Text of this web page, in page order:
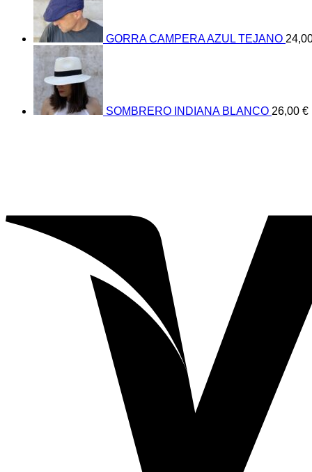
GORRA CAMPERA AZUL TEJANO
SOMBRERO INDIANA BLANCO 26,00 €